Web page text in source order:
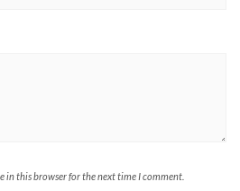
in this browser for the next time I comment.